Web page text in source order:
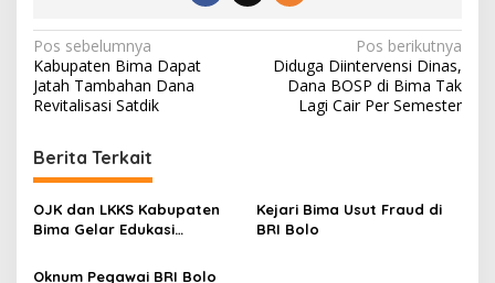
N
a
v
i
g
a
s
i
Pos sebelumnya
Kabupaten Bima Dapat
Jatah Tambahan Dana
Revitalisasi Satdik
Pos berikutnya
Diduga Diintervensi Dinas,
Dana BOSP di Bima Tak
Lagi Cair Per Semester
Berita Terkait
OJK dan LKKS Kabupaten
Bima Gelar Edukasi
Penyandang Disabilitas
Kejari Bima Usut Fraud di
BRI Bolo
Oknum Pegawai BRI Bolo